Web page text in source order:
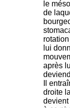
le
de
lui
après
Il
droite
devient